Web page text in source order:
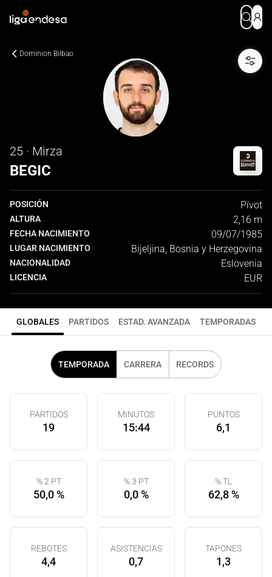
Dominion Bilbao
25 · Mirza
BEGIC
POSICIÓN Pívot
ALTURA 2,16 m
FECHA NACIMIENTO 09/07/1985
LUGAR NACIMIENTO Bijeljina, Bosnia y Herzegovina
NACIONALIDAD Eslovenia
LICENCIA EUR
GLOBALES PARTIDOS ESTAD. AVANZADA TEMPORADAS
TEMPORADA CARRERA RECORDS
PARTIDOS
19
MINUTOS
15:44
PUNTOS
6,1
% 2 PT
50,0 %
% 3 PT
0,0 %
% TL
62,8 %
REBOTES
4,4
ASISTENCIAS
0,7
TAPONES
1,3